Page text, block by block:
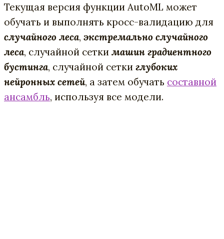
Текущая версия функции AutoML может
обучать и выполнять кросс-валидацию для
случайного леса, экстремально случайного
леса, случайной сетки машин градиентного
бустинга, случайной сетки глубоких
нейронных сетей, а затем обучать составной
ансамбль, используя все модели.